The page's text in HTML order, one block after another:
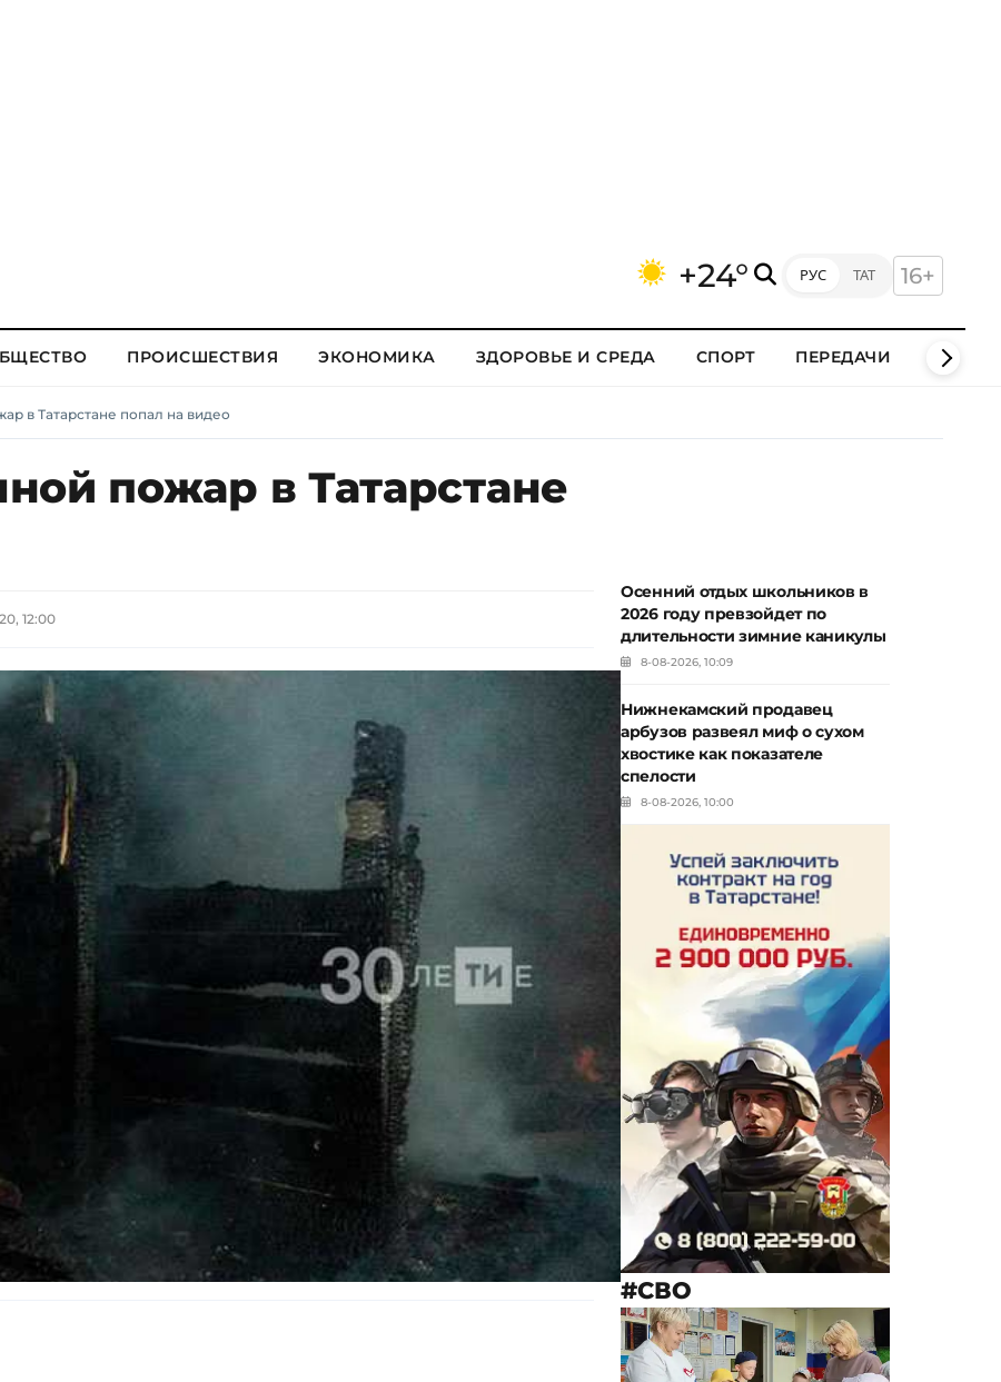
+24° РУС ТАТ 16+
ПРОИСШЕСТВИЯ ЭКОНОМИКА ЗДОРОВЬЕ И СРЕДА СПОРТ ПЕРЕДАЧИ КЛИПЫ
в Татарстане попал на видео
пожар в Татарстане
12:00
Осенний отдых школьников в
2026 году превзойдет по
длительности зимние каникулы
8-08-2026, 10:09
Нижнекамский продавец
арбузов развеял миф о сухом
хвостике как показателе
спелости
8-08-2026, 10:00
#СВО